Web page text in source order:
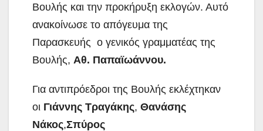
Βουλής και την προκήρυξη εκλογών. Αυτό
ανακοίνωσε το απόγευμα της
Παρασκευής ο γενικός γραμματέας της
Βουλής, Αθ. Παπαϊωάννου.
Για αντιπρόεδροι της Βουλής εκλέχτηκαν
οι Γιάννης Τραγάκης, Θανάσης
Νάκος,Σπύρος